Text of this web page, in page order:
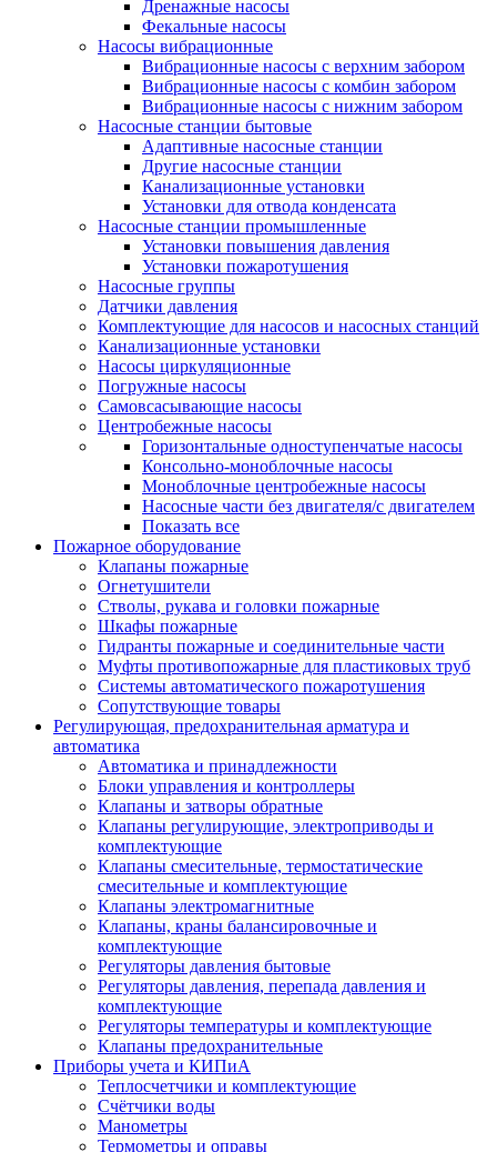
Дренажные насосы
Фекальные насосы
Насосы вибрационные
Вибрационные насосы с верхним забором
Вибрационные насосы с комбин забором
Вибрационные насосы с нижним забором
Насосные станции бытовые
Адаптивные насосные станции
Другие насосные станции
Канализационные установки
Установки для отвода конденсата
Насосные станции промышленные
Установки повышения давления
Установки пожаротушения
Насосные группы
Датчики давления
Комплектующие для насосов и насосных станций
Канализационные установки
Насосы циркуляционные
Погружные насосы
Самовсасывающие насосы
Центробежные насосы
Горизонтальные одноступенчатые насосы
Консольно-моноблочные насосы
Моноблочные центробежные насосы
Насосные части без двигателя/с двигателем
Показать все
Пожарное оборудование
Клапаны пожарные
Огнетушители
Стволы, рукава и головки пожарные
Шкафы пожарные
Гидранты пожарные и соединительные части
Муфты противопожарные для пластиковых труб
Системы автоматического пожаротушения
Сопутствующие товары
Регулирующая, предохранительная арматура и
автоматика
Автоматика и принадлежности
Блоки управления и контроллеры
Клапаны и затворы обратные
Клапаны регулирующие, электроприводы и
комплектующие
Клапаны смесительные, термостатические
смесительные и комплектующие
Клапаны электромагнитные
Клапаны, краны балансировочные и
комплектующие
Регуляторы давления бытовые
Регуляторы давления, перепада давления и
комплектующие
Регуляторы температуры и комплектующие
Клапаны предохранительные
Приборы учета и КИПиА
Теплосчетчики и комплектующие
Счётчики воды
Манометры
Термометры и оправы